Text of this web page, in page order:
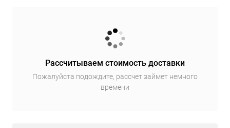
Рассчитываем стоимость доставки
Пожалуйста подождите, рассчет займет немного
времени